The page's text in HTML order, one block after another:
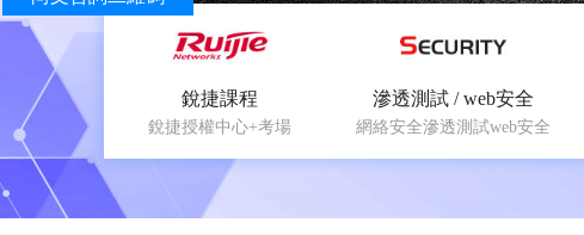
銳捷課程
銳捷授權中心+考場
滲透測試 / web安全
網絡安全滲透測試web安全